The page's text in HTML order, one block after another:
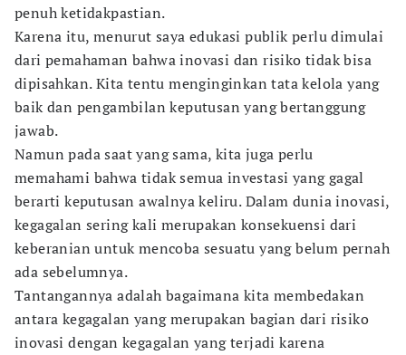
penuh ketidakpastian.
Karena itu, menurut saya edukasi publik perlu dimulai
dari pemahaman bahwa inovasi dan risiko tidak bisa
dipisahkan. Kita tentu menginginkan tata kelola yang
baik dan pengambilan keputusan yang bertanggung
jawab.
Namun pada saat yang sama, kita juga perlu
memahami bahwa tidak semua investasi yang gagal
berarti keputusan awalnya keliru. Dalam dunia inovasi,
kegagalan sering kali merupakan konsekuensi dari
keberanian untuk mencoba sesuatu yang belum pernah
ada sebelumnya.
Tantangannya adalah bagaimana kita membedakan
antara kegagalan yang merupakan bagian dari risiko
inovasi dengan kegagalan yang terjadi karena